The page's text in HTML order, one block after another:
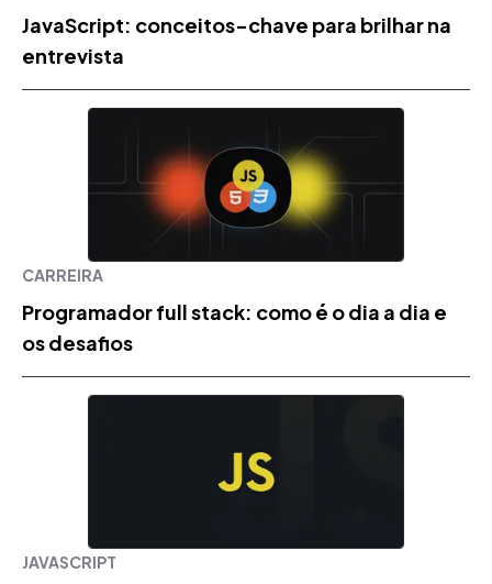
JavaScript: conceitos-chave para brilhar na
entrevista
CARREIRA
Programador full stack: como é o dia a dia e
os desafios
JAVASCRIPT